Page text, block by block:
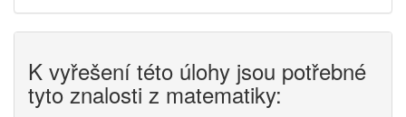
K vyřešení této úlohy jsou potřebné
tyto znalosti z matematiky: